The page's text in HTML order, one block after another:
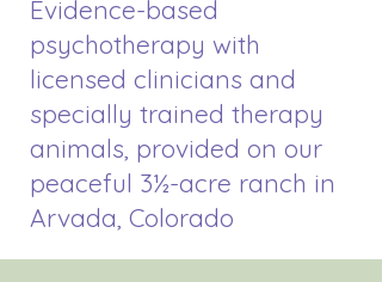
Evidence-based
psychotherapy with
licensed clinicians and
specially trained therapy
animals, provided on our
peaceful 3½-acre ranch in
Arvada, Colorado